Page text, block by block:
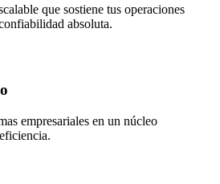
que sostiene tus operaciones
absoluta.
empresariales en un núcleo